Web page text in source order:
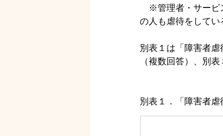
※管理者・サービ
の人も虐待をして
別表１は「障害者
（複数回答）、別
別表１．「障害者虐